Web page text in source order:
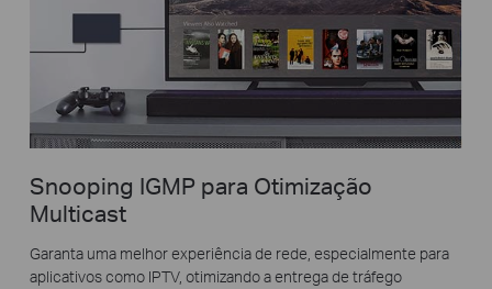
Snooping IGMP para Otimização
Multicast
Garanta uma melhor experiência de rede, especialmente para
aplicativos como IPTV, otimizando a entrega de tráfego